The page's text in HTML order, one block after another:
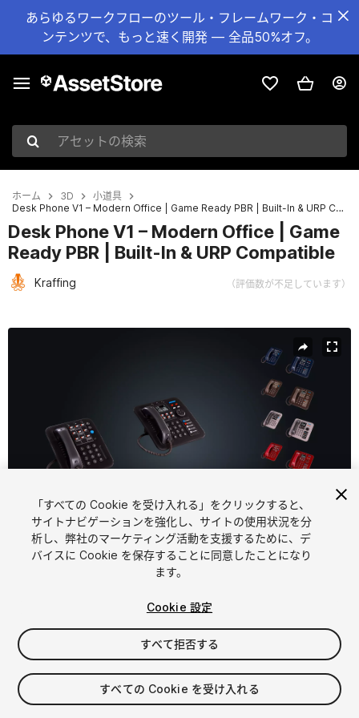
あらゆるワークフローのツール・フレームワーク・コ
ンテンツで、もっと速く開発 — 全品50%オフ。
アセットの検索
ホーム 3D
小道具
Desk Phone V1 – Modern Office | Game Ready PBR | Built-In & URP Compatible
Desk Phone V1 – Modern Office | Game
Ready PBR | Built-In & URP Compatible
Kraffing （評価数が不足しています）
1/9
$5.99
消費税は決済時に計算されます
「すべての Cookie を受け入れる」をクリックすると、
サイトナビゲーションを強化し、サイトの使用状況を分
析し、弊社のマーケティング活動を支援するために、デ
バイスに Cookie を保存することに同意したことになり
ます。
Cookie 設定
すべて拒否する
すべての Cookie を受け入れる